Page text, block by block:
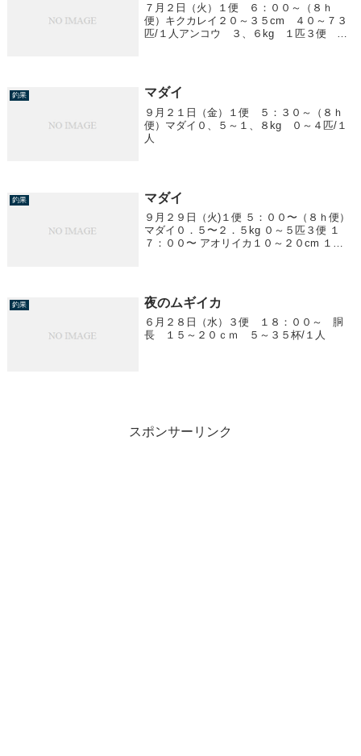
７月２日（火）１便 ６：００～（８ｈ
便）キクカレイ２０～３５cm ４０～７３
匹/１人アンコウ ３、６kg １匹３便 １
釣果 マダイ
９月２１日（金）１便 ５：３０～（８ｈ
便）マダイ０、５～１、８kg ０～４匹/１
人
釣果 マダイ
９月２９日（火)１便 ５：００〜（８ｈ便）
マダイ０．５〜２．５kg ０～５匹３便 １
７：００〜 アオリイカ１０～２０cm １～
釣果 夜のムギイカ
６月２８日（水）３便 １８：００～ 胴
長 １５～２０ｃｍ ５～３５杯/１人
スポンサーリンク